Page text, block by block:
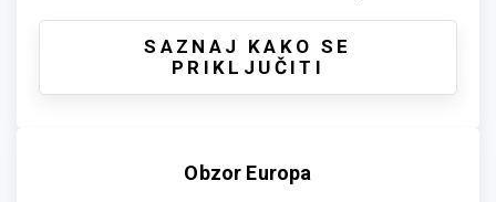
SAZNAJ KAKO SE
PRIKLJUČITI
Obzor Europa